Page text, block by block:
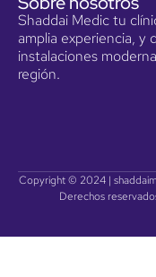
Shaddai Medic tu
amplia experiencia, y
instalaciones
región.
Copyright © 2024 |
Derechos